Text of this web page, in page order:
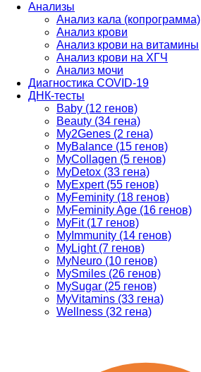
Анализы
Анализ кала (копрограмма)
Анализ крови
Анализ крови на витамины
Анализ крови на ХГЧ
Анализ мочи
Диагностика COVID-19
ДНК-тесты
Baby (12 генов)
Beauty (34 гена)
My2Genes (2 гена)
MyBalance (15 генов)
MyCollagen (5 генов)
MyDetox (33 гена)
MyExpert (55 генов)
MyFeminity (18 генов)
MyFeminity Age (16 генов)
MyFit (17 генов)
MyImmunity (14 генов)
MyLight (7 генов)
MyNeuro (10 генов)
MySmiles (26 генов)
MySugar (25 генов)
MyVitamins (33 гена)
Wellness (32 гена)